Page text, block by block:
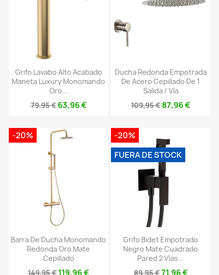
Grifo Lavabo Alto Acabado
Maneta Luxury Monomando
Oro...
79,95 € 63,96 €
Ducha Redonda Empotrada
De Acero Cepillado De 1
Salida / Vía
109,95 € 87,96 €
Barra De Ducha Monomando
Redonda Oro Mate
Cepillado
149,95 € 119,96 €
-20%
Grifo Bidet Empotrado
Negro Mate Cuadrado
Pared 2 Vías...
89,95 €71,96 €
-20%
FUERA DE STOCK